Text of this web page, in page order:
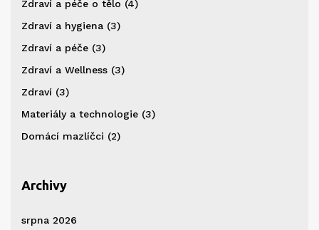
Zdraví a péče o tělo (4)
Zdraví a hygiena (3)
Zdraví a péče (3)
Zdraví a Wellness (3)
Zdraví (3)
Materiály a technologie (3)
Domácí mazlíčci (2)
Archivy
srpna 2026